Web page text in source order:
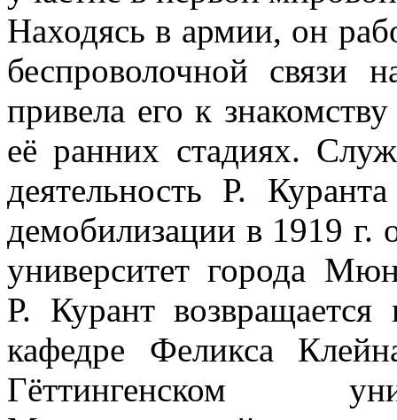
Находясь в армии, он
беспроволочной связи
привела его к
её ранних стадиях.
деятельность Р.
демобилизации в 1919 г.
университет города
Р. Курант
кафедре Феликса
Гёттингенском